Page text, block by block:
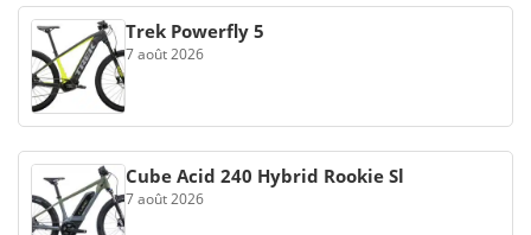
Trek Powerfly 5
7 août 2026
Cube Acid 240 Hybrid Rookie Sl
7 août 2026